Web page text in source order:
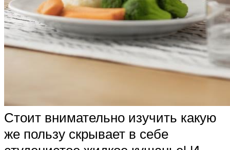
Стоит внимательно изучить какую
же пользу скрывает в себе